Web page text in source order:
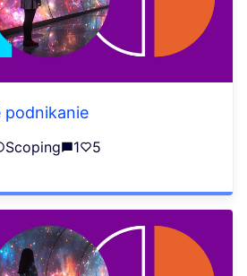
podnikanie
Scoping 1 5